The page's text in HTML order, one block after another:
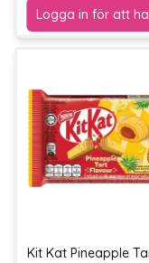
Kit Kat Pineapple